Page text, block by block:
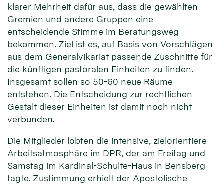
klarer Mehrheit dafür aus, dass die gewählten
Gremien und andere Gruppen eine
entscheidende Stimme im Beratungsweg
bekommen. Ziel ist es, auf Basis von Vorschlägen
aus dem Generalvikariat passende Zuschnitte für
die künftigen pastoralen Einheiten zu finden.
Insgesamt sollen so 50-60 neue Räume
entstehen. Die Entscheidung zur rechtlichen
Gestalt dieser Einheiten ist damit noch nicht
verbunden.
Die Mitglieder lobten die intensive, zielorientiere
Arbeitsatmosphäre im DPR, der am Freitag und
Samstag im Kardinal-Schulte-Haus in Bensberg
tagte. Zustimmung erhielt der Apostolische